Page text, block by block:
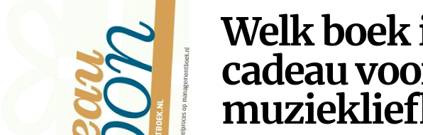
Welk boek
cadeau